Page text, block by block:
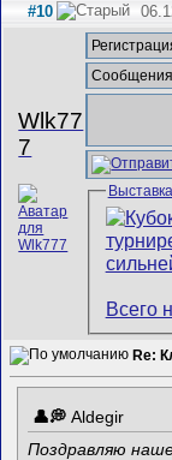
#10
Wlk77
7
Всего
Re:
Aldegir
Поздравляю